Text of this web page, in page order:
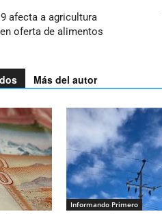
afecta a agricultura
oferta de alimentos
Más del autor
Informando Primero